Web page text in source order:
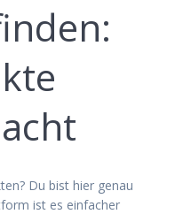
Du bist hier genau
ist es einfacher